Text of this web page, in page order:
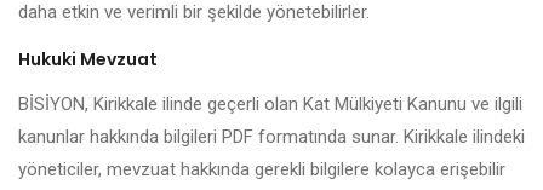
daha etkin ve verimli bir şekilde yönetebilirler.
Hukuki Mevzuat
BİSİYON, Kirikkale ilinde geçerli olan Kat Mülkiyeti Kanunu ve ilgili
kanunlar hakkında bilgileri PDF formatında sunar. Kirikkale ilindeki
yöneticiler, mevzuat hakkında gerekli bilgilere kolayca erişebilir